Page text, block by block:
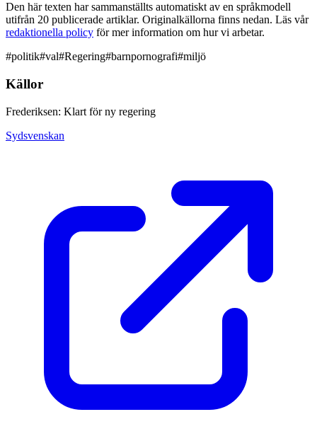
Den här texten har sammanställts automatiskt av en språkmodell
utifrån 20 publicerade artiklar. Originalkällorna finns nedan. Läs vår
redaktionella policy för mer information om hur vi arbetar.
#politik#val#Regering#barnpornografi#miljö
Källor
Frederiksen: Klart för ny regering
Sydsvenskan